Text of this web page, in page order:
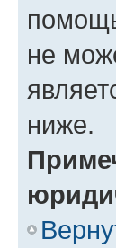
не
ниже.